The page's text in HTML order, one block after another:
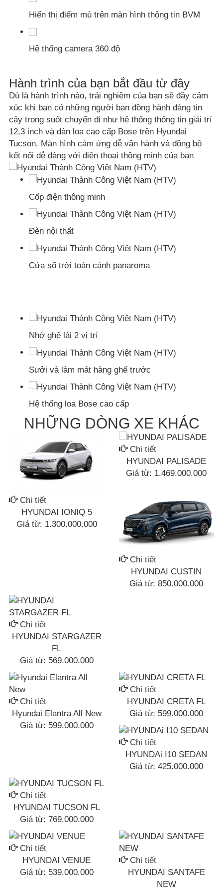
Hiển thị điểm mù trên màn hình thông tin BVM
Hệ thống camera 360 độ
Hành trình của bạn bắt đầu từ đây
Dù là hành trình nào, trải nghiệm của bạn sẽ đầy cảm
xúc khi bạn có những người bạn đồng hành đáng tin
cậy trong suốt chuyến đi như hệ thống thông tin giải trí
12,3 inch và dàn loa cao cấp Bose trên Hyundai
Tucson. Màn hình cảm ứng dễ vận hành và đồng bộ
kết nối dễ dàng với điện thoại thông minh của bạn
Cốp điện thông minh
Đèn nội thất
Cửa sổ trời toàn cảnh panaroma
Nhớ ghế lái 2 vị trí
Sưởi và làm mát hàng ghế trước
Hệ thống loa Bose cao cấp
NHỮNG DÒNG XE KHÁC
Chi tiết
HYUNDAI IONIQ 5
Giá từ: 1.300.000.000
Chi tiết
HYUNDAI PALISADE
Giá từ: 1.469.000.000
Chi tiết
HYUNDAI CUSTIN
Giá từ:850.000.000
Chi tiết
HYUNDAI STARGAZER
FL
Giá từ: 569.000.000
Chi tiết
Hyundai Elantra All New
Giá từ: 599.000.000
Chi tiết
HYUNDAI CRETA FL
Giá từ: 599.000.000
Chi tiết
HYUNDAi I10 SEDAN
Giá từ:425.000.000
Chi tiết
HYUNDAI TUCSON FL
Giá từ: 769.000.000
Chi tiết
HYUNDAI VENUE
Giá từ: 539.000.000
Chi tiết
HYUNDAI SANTAFE
NEW